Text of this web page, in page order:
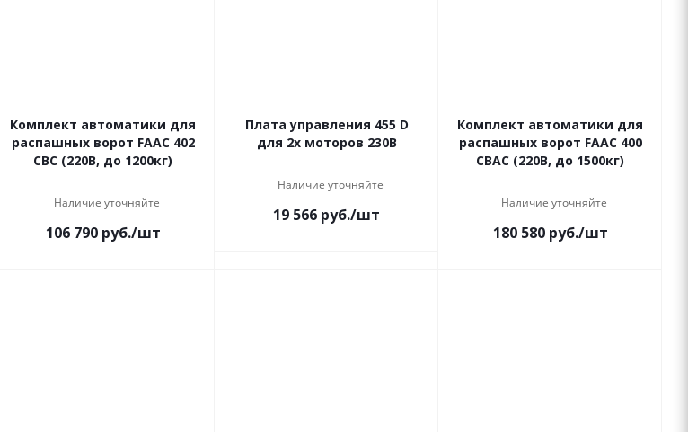
Комплект автоматики для
распашных ворот FAAC 402
CBC (220В, до 1200кг)
Наличие уточняйте
106 790руб./шт
Плата управления 455 D
для 2х моторов 230В
Наличие уточняйте
19 566 руб./шт
Комплект автоматики для
распашных ворот FAAC 400
CBAC (220В, до 1500кг)
Наличие уточняйте
180 580руб./шт